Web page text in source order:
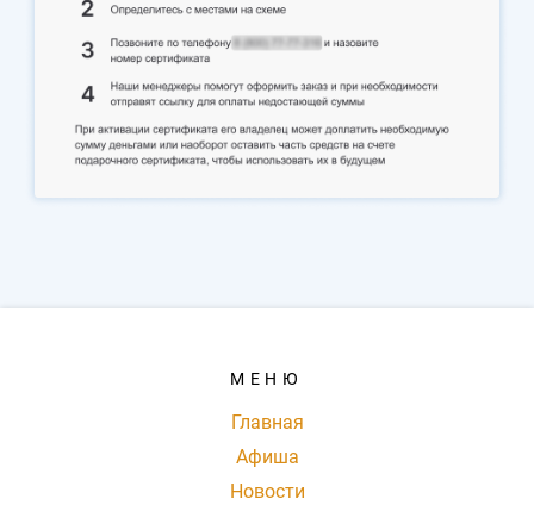
МЕНЮ
Главная
Афиша
Новости